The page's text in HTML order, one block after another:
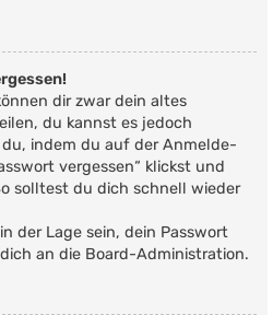
dir zwar dein altes
du kannst es jedoch
indem du auf der Anmelde-
vergessen“ klickst und
solltest du dich schnell wieder
der Lage sein, dein Passwort
an die Board-Administration.